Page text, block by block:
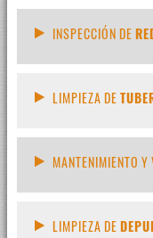
INSPECCIÓN DE
LIMPIEZA DE
MANTENIMIENTO Y
LIMPIEZA DE